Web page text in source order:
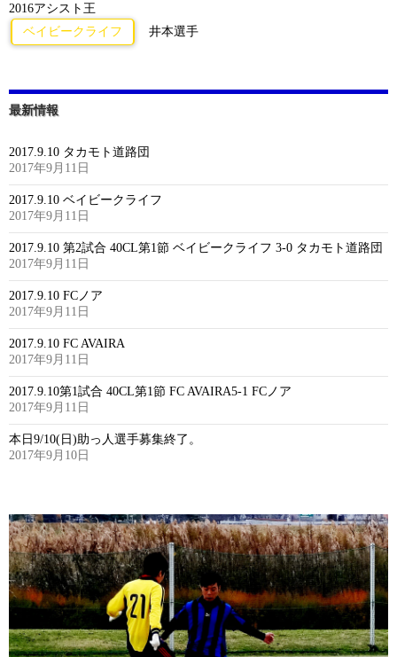
2016アシスト王
ベイビークライフ
井本選手
最新情報
2017.9.10 タカモト道路団
2017年9月11日
2017.9.10 ベイビークライフ
2017年9月11日
2017.9.10 第2試合 40CL第1節 ベイビークライフ 3-0 タカモト道路団
2017年9月11日
2017.9.10 FCノア
2017年9月11日
2017.9.10 FC AVAIRA
2017年9月11日
2017.9.10第1試合 40CL第1節 FC AVAIRA5-1 FCノア
2017年9月11日
本日9/10(日)助っ人選手募集終了。
2017年9月10日